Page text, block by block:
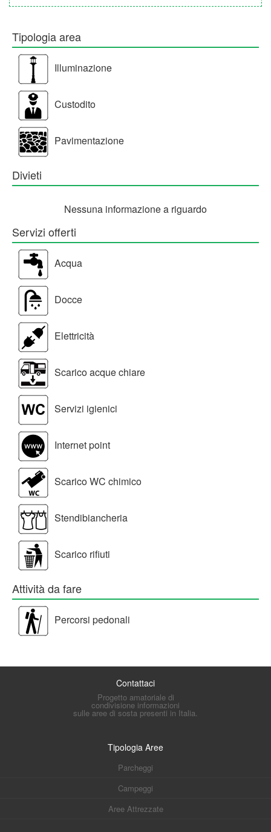
Tipologia area
Illuminazione
Custodito
Pavimentazione
Divieti
Nessuna informazione a riguardo
Servizi offerti
Acqua
Docce
Elettricità
Scarico acque chiare
Servizi igienici
Internet point
Scarico WC chimico
Stendibiancheria
Scarico rifiuti
Attività da fare
Percorsi pedonali
Contattaci
Progetto amatoriale di
condivisione informazioni
sulle aree di sosta presenti in Italia.
Tipologia Aree
Parcheggi
Campeggi
Aree Attrezzate